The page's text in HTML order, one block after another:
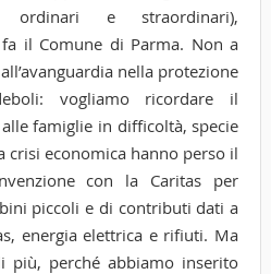
ordinari e straordinari),
il Comune di Parma. Non a
nella protezione
vogliamo ricordare il
famiglie in difficoltà, specie
crisi economica hanno perso il
con la Caritas per
piccoli e di contributi dati a
energia elettrica e rifiuti. Ma
più, perché abbiamo inserito